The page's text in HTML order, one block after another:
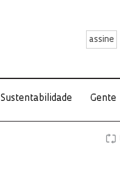
assine
Sustentabilidade Gente